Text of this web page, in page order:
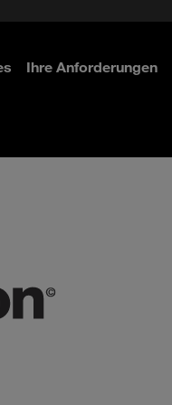
Ihre Anforderungen
Access Management